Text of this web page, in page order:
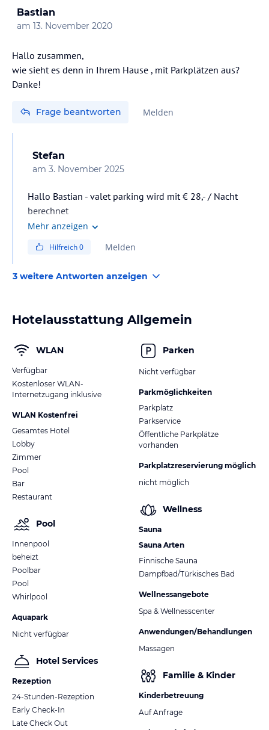
Bastian
am 13. November 2020
Hallo zusammen,
wie sieht es denn in Ihrem Hause , mit Parkplätzen aus?
Danke!
Frage beantworten Melden
Stefan
am 3. November 2025
Hallo Bastian - valet parking wird mit € 28,- / Nacht
berechnet
Mehr anzeigen
Hilfreich0 Melden
3 weitere Antworten anzeigen
Hotelausstattung Allgemein
WLAN
Verfügbar
Kostenloser WLAN-
Internetzugang inklusive
WLAN Kostenfrei
Gesamtes Hotel
Lobby
Zimmer
Pool
Bar
Restaurant
Pool
Innenpool
beheizt
Poolbar
Pool
Whirlpool
Aquapark
Nicht verfügbar
Hotel Services
Rezeption
24-Stunden-Rezeption
Early Check-In
Late Check Out
Parken
Nicht verfügbar
Parkmöglichkeiten
Parkplatz
Parkservice
Öffentliche Parkplätze
vorhanden
Parkplatzreservierung möglich
nicht möglich
Wellness
Sauna
Sauna Arten
Finnische Sauna
Dampfbad/Türkisches Bad
Wellnessangebote
Spa & Wellnesscenter
Anwendungen/Behandlungen
Massagen
Familie & Kinder
Kinderbetreuung
Auf Anfrage